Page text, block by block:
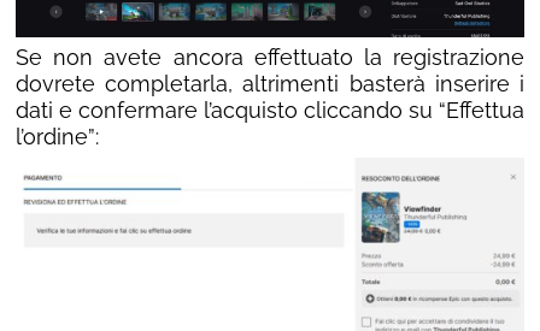
Se non avete ancora effettuato la registrazione
dovrete completarla, altrimenti basterà inserire i
dati e confermare l’acquisto cliccando su “Effettua
l’ordine”: